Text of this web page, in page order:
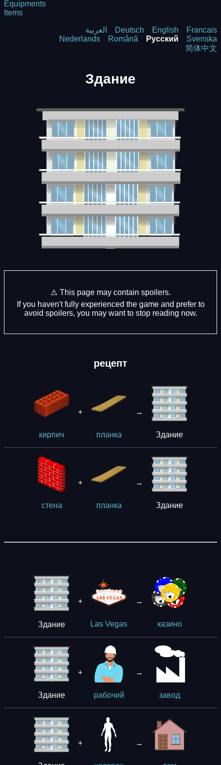
Equipments
Items
العربية Deutsch English
Francais
Nederlands
Română Русский
Svenska
简体中文
Здание
⚠️ This page may contain spoilers.
If you haven't fully experienced the game and prefer to
avoid spoilers, you may want to stop reading now.
рецепт
кирпич
+
планка
→
Здание
стена
+
планка
→
Здание
Здание
+
Las Vegas
→
казино
Здание
+
рабочий
→
завoд
+ →